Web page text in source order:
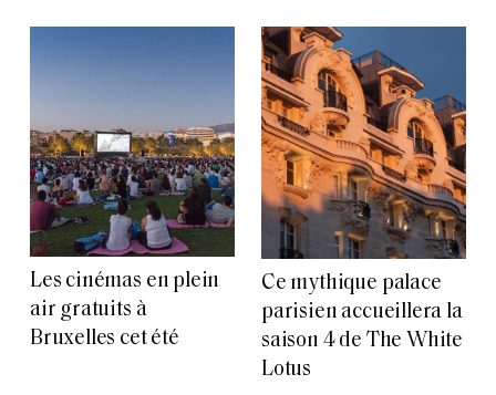
Les cinémas en plein
air gratuits à
Bruxelles cet été
Ce mythique palace
parisien accueillera la
saison 4 de The White
Lotus